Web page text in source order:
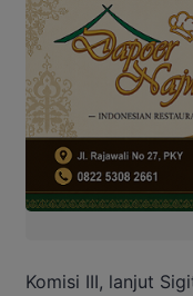
Komisi III, lanjut